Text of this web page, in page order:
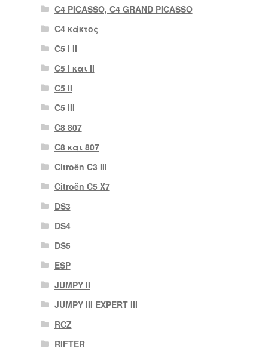
C4 PICASSO, C4 GRAND PICASSO
C4 κάκτος
C5 I II
C5 I και II
C5 II
C5 III
C8 807
C8 και 807
Citroën C3 III
Citroën C5 X7
DS3
DS4
DS5
ESP
JUMPY II
JUMPY III EXPERT III
RCZ
RIFTER